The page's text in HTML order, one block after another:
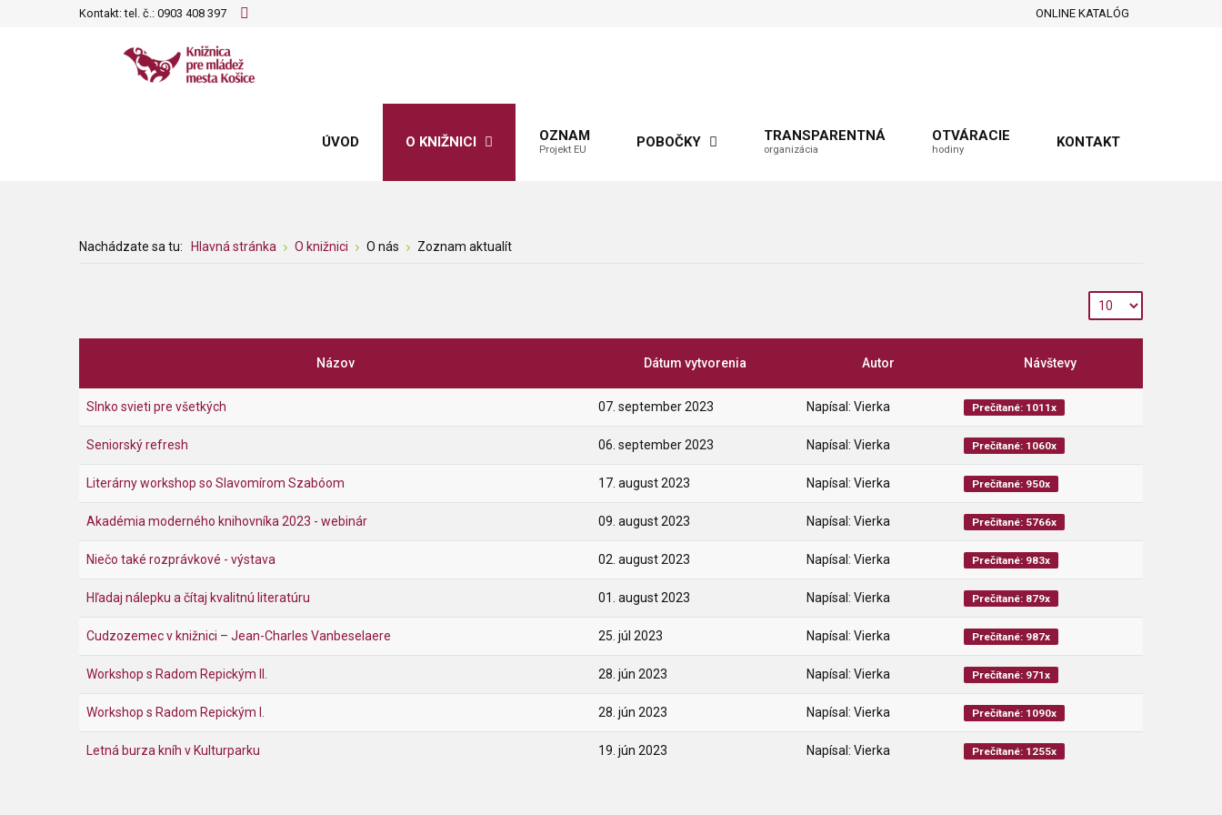
Kontakt: tel. č.: 0903 408 397 ONLINE KATALÓG
ÚVOD O KNIŽNICI OZNAM
Projekt EU POBOČKY TRANSPARENTNÁ
organizácia
OTVÁRACIE
hodiny KONTAKT
Nachádzate sa tu: Hlavná stránka O knižnici O nás Zoznam aktualít
Názov Dátum vytvorenia Autor Návštevy
Slnko svieti pre všetkých 07. september 2023 Napísal: Vierka Prečítané: 1011x
Seniorský refresh 06. september 2023 Napísal: Vierka Prečítané: 1060x
Literárny workshop so Slavomírom Szabóom 17. august 2023 Napísal: Vierka Prečítané: 950x
Akadémia moderného knihovníka 2023 - webinár 09. august 2023 Napísal: Vierka Prečítané: 5766x
Niečo také rozprávkové - výstava 02. august 2023 Napísal: Vierka Prečítané: 983x
Hľadaj nálepku a čítaj kvalitnú literatúru 01. august 2023 Napísal: Vierka Prečítané: 879x
Cudzozemec v knižnici – Jean-Charles Vanbeselaere 25. júl 2023 Napísal: Vierka Prečítané: 987x
Workshop s Radom Repickým II. 28. jún 2023 Napísal: Vierka Prečítané: 971x
Workshop s Radom Repickým I. 28. jún 2023 Napísal: Vierka Prečítané: 1090x
Letná burza kníh v Kulturparku 19. jún 2023 Napísal: Vierka Prečítané: 1255x